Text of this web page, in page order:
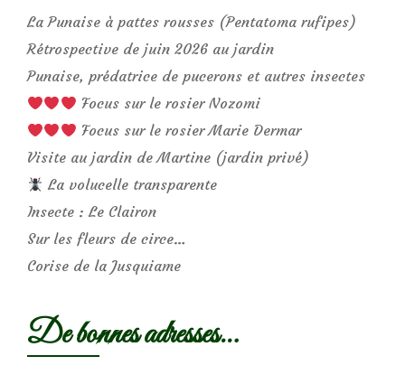
La Punaise à pattes rousses (Pentatoma rufipes)
Rétrospective de juin 2026 au jardin
Punaise, prédatrice de pucerons et autres insectes
Focus sur le rosier Nozomi
Focus sur le rosier Marie Dermar
Visite au jardin de Martine (jardin privé)
La volucelle transparente
Insecte : Le Clairon
Sur les fleurs de circe…
Corise de la Jusquiame
De bonnes adresses…